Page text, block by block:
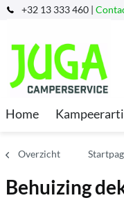
+32 13 333 460 |
Home
Overzicht
Behuizing